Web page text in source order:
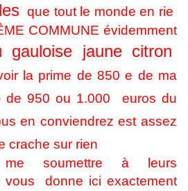
que tout le monde en rie
COMMUNE évidemment
gauloise jaune citron
la prime de 850 e de ma
de 950 ou 1.000 euros du
en conviendrez est assez
crache sur rien
soumettre à leurs
donne ici exactement